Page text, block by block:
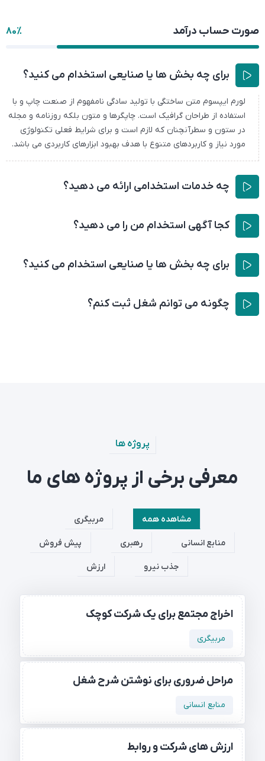
صورت حساب درآمد 80%
برای چه بخش ها یا صنایعی استخدام می کنید؟
لورم ایپسوم متن ساختگی با تولید سادگی نامفهوم از صنعت چاپ و با
استفاده از طراحان گرافیک است. چاپگرها و متون بلکه روزنامه و مجله
در ستون و سطرآنچنان که لازم است و برای شرایط فعلی تکنولوژی
مورد نیاز و کاربردهای متنوع با هدف بهبود ابزارهای کاربردی می باشد.
چه خدمات استخدامی ارائه می دهید؟
کجا آگهی استخدام من را می دهید؟
برای چه بخش ها یا صنایعی استخدام می کنید؟
چگونه می توانم شغل ثبت کنم؟
پروژه ها
معرفی برخی از پروژه های ما
مشاهده همه مربیگری
منابع انسانی رهبری پیش فروش
جذب نیرو ارزش
اخراج مجتمع برای یک شرکت کوچک
مربیگری
مراحل ضروری برای نوشتن شرح شغل
منابع انسانی
ارزش های شرکت و روابط